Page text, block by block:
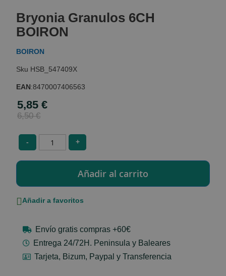
the
beginning
of
the
gallery
Bryonia Granulos 6CH
BOIRON
BOIRON
HSB_547409X
EAN:8470007406563
Special
Price
5,85 €
6,50 €
- +
Añadir a favoritos
Envío gratis compras +60€
Entrega 24/72H. Peninsula y Baleares
Tarjeta, Bizum, Paypal y Transferencia